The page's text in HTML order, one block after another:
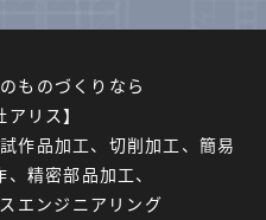
ものづくりなら
アリス】
作品加工、切削加工、簡易
精密部品加工、
エンジニアリング